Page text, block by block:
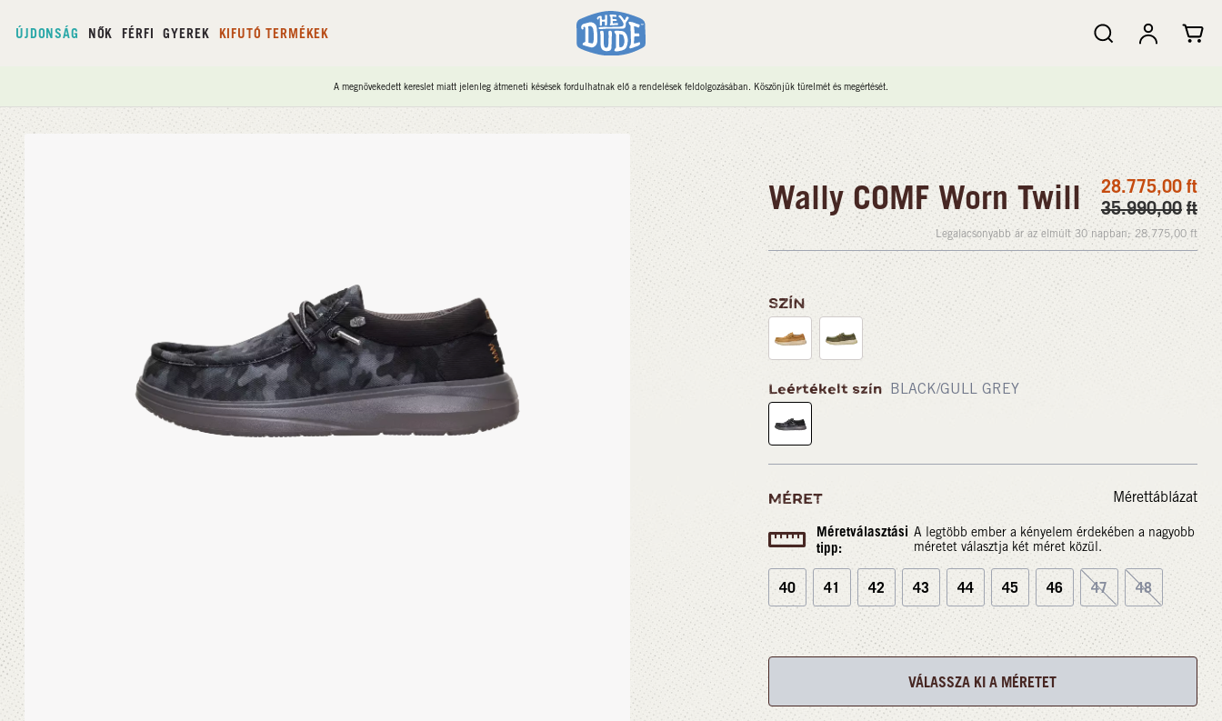
ÚJDONSÁG NŐK FÉRFI GYEREK KIFUTÓ TERMÉKEK
A megnövekedett kereslet miatt jelenleg átmeneti késések fordulhatnak elő a rendelések feldolgozásában. Köszönjük türelmét és megértését.
Wally COMF Worn Twill 28.775,00 ft
35.990,00 ft
Legalacsonyabb ár az elmúlt 30 napban: 28.775,00 ft
SZÍN
Leértékelt szín BLACK/GULL GREY
MÉRET Mérettáblázat
Méretválasztási
tipp:
A legtöbb ember a kényelem érdekében a nagyobb
méretet választja két méret közül.
40 41 42 43 44 45 46 47 48
VÁLASSZA KI A MÉRETET